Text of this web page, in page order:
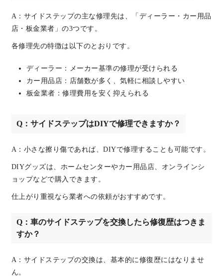
A：サイドステップの主な修理先は、「ディーラー・カー用品
店・板金業者」の3つです。
各修理先の特徴は以下のとおりです。
ディーラー：メーカー基準の修理が受けられる
カー用品店：店舗数が多く、気軽に相談しやすい
板金業者：修理費用を安く抑えられる
Q：サイドステップはDIYで修理できますか？
A：小さな擦り傷であれば、DIYで修理することも可能です。
DIYグッズは、ホームセンターやカー用品店、オンラインシ
ョップなどで購入できます。
仕上がり重視なら業者への依頼がおすすめです。
Q：車のサイドステップを交換したら修復歴はつきま
すか？
A：サイドステップの交換は、基本的に修復歴にはなりませ
ん。